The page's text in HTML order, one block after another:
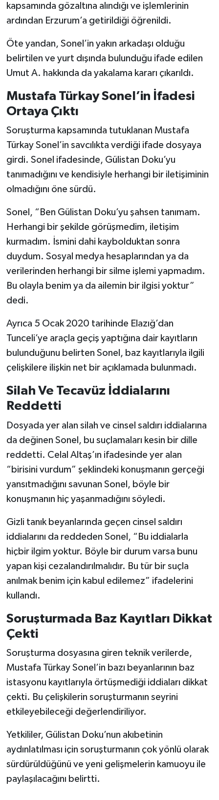
kapsamında gözaltına alındığı ve işlemlerinin
ardından Erzurum’a getirildiği öğrenildi.
Öte yandan, Sonel’in yakın arkadaşı olduğu
belirtilen ve yurt dışında bulunduğu ifade edilen
Umut A. hakkında da yakalama kararı çıkarıldı.
Mustafa Türkay Sonel’in İfadesi
Ortaya Çıktı
Soruşturma kapsamında tutuklanan Mustafa
Türkay Sonel’in savcılıkta verdiği ifade dosyaya
girdi. Sonel ifadesinde, Gülistan Doku’yu
tanımadığını ve kendisiyle herhangi bir iletişiminin
olmadığını öne sürdü.
Sonel, “Ben Gülistan Doku’yu şahsen tanımam.
Herhangi bir şekilde görüşmedim, iletişim
kurmadım. İsmini dahi kaybolduktan sonra
duydum. Sosyal medya hesaplarından ya da
verilerinden herhangi bir silme işlemi yapmadım.
Bu olayla benim ya da ailemin bir ilgisi yoktur”
dedi.
Ayrıca 5 Ocak 2020 tarihinde Elazığ’dan
Tunceli’ye araçla geçiş yaptığına dair kayıtların
bulunduğunu belirten Sonel, baz kayıtlarıyla ilgili
çelişkilere ilişkin net bir açıklamada bulunmadı.
Silah Ve Tecavüz İddialarını
Reddetti
Dosyada yer alan silah ve cinsel saldırı iddialarına
da değinen Sonel, bu suçlamaları kesin bir dille
reddetti. Celal Altaş’ın ifadesinde yer alan
“birisini vurdum” şeklindeki konuşmanın gerçeği
yansıtmadığını savunan Sonel, böyle bir
konuşmanın hiç yaşanmadığını söyledi.
Gizli tanık beyanlarında geçen cinsel saldırı
iddialarını da reddeden Sonel, “Bu iddialarla
hiçbir ilgim yoktur. Böyle bir durum varsa bunu
yapan kişi cezalandırılmalıdır. Bu tür bir suçla
anılmak benim için kabul edilemez” ifadelerini
kullandı.
Soruşturmada Baz Kayıtları Dikkat
Çekti
Soruşturma dosyasına giren teknik verilerde,
Mustafa Türkay Sonel’in bazı beyanlarının baz
istasyonu kayıtlarıyla örtüşmediği iddiaları dikkat
çekti. Bu çelişkilerin soruşturmanın seyrini
etkileyebileceği değerlendiriliyor.
Yetkililer, Gülistan Doku’nun akıbetinin
aydınlatılması için soruşturmanın çok yönlü olarak
sürdürüldüğünü ve yeni gelişmelerin kamuoyu ile
paylaşılacağını belirtti.